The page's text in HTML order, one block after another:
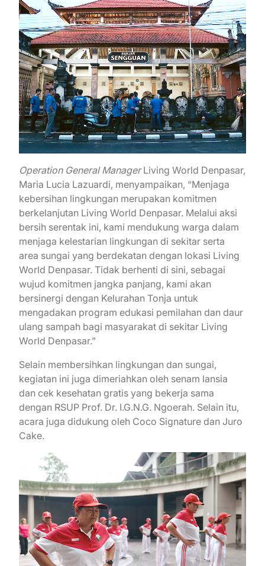
Operation General ManagerLiving World Denpasar,
Maria Lucia Lazuardi, menyampaikan, “Menjaga
kebersihan lingkungan merupakan komitmen
berkelanjutan Living World Denpasar. Melalui aksi
bersih serentak ini, kami mendukung warga dalam
menjaga kelestarian lingkungan di sekitar serta
area sungai yang berdekatan dengan lokasi Living
World Denpasar. Tidak berhenti di sini, sebagai
wujud komitmen jangka panjang, kami akan
bersinergi dengan Kelurahan Tonja untuk
mengadakan program edukasi pemilahan dan daur
ulang sampah bagi masyarakat di sekitar Living
World Denpasar.”
Selain membersihkan lingkungan dan sungai,
kegiatan ini juga dimeriahkan oleh senam lansia
dan cek kesehatan gratis yang bekerja sama
dengan RSUP Prof. Dr. I.G.N.G. Ngoerah. Selain itu,
acara juga didukung oleh Coco Signature dan Juro
Cake.